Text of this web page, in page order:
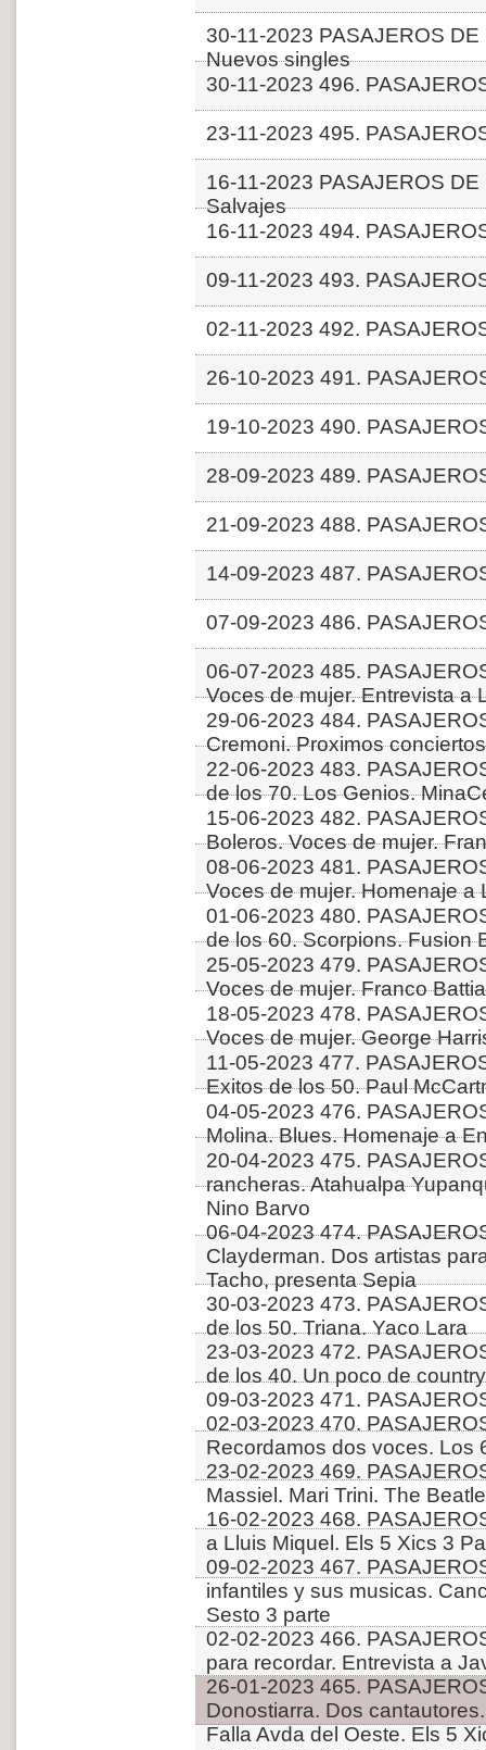
30-11-2023 PASAJEROS
Nuevos singles
30-11-2023 496.
23-11-2023 495.
16-11-2023 PASAJEROS
Salvajes
16-11-2023 494.
09-11-2023 493.
02-11-2023 492.
26-10-2023 491.
19-10-2023 490.
28-09-2023 489.
21-09-2023 488.
14-09-2023 487.
07-09-2023 486.
06-07-2023 485.
Voces de mujer. Entrevista a
29-06-2023 484.
Cremoni. Proximos
22-06-2023 483.
de los 70. Los Genios.
15-06-2023 482.
Boleros. Voces de mujer.
08-06-2023 481.
Voces de mujer. Homenaje a
01-06-2023 480.
de los 60. Scorpions. Fusion
25-05-2023 479.
Voces de mujer. Franco
18-05-2023 478.
Voces de mujer. George
11-05-2023 477.
Exitos de los 50. Paul
04-05-2023 476.
Molina. Blues. Homenaje a
20-04-2023 475.
rancheras. Atahualpa
Nino Barvo
06-04-2023 474.
Clayderman. Dos artistas
Tacho, presenta Sepia
30-03-2023 473.
de los 50. Triana. Yaco Lara
23-03-2023 472.
de los 40. Un poco de
09-03-2023 471.
02-03-2023 470.
Recordamos dos voces. Los
23-02-2023 469.
Massiel. Mari Trini. The
16-02-2023 468.
a Lluis Miquel. Els 5 Xics 3
09-02-2023 467.
infantiles y sus musicas.
Sesto 3 parte
02-02-2023 466.
para recordar. Entrevista a
26-01-2023 465.
Donostiarra. Dos
Falla Avda del Oeste. Els 5